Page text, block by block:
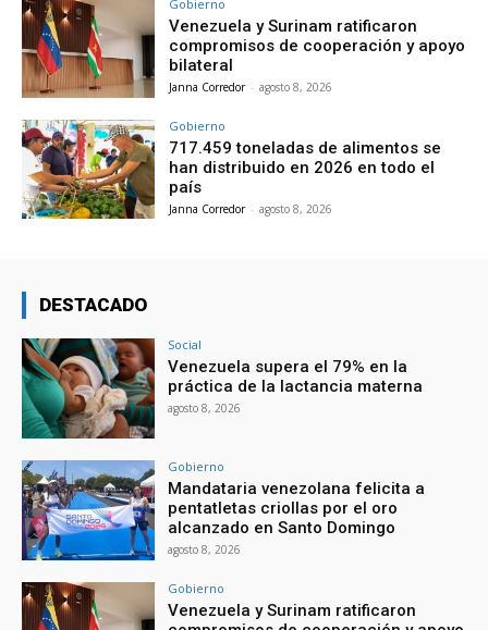
Gobierno
Venezuela y Surinam ratificaron
compromisos de cooperación y apoyo
bilateral
Janna Corredor - agosto 8, 2026
Gobierno
717.459 toneladas de alimentos se
han distribuido en 2026 en todo el
país
Janna Corredor - agosto 8, 2026
DESTACADO
Social
Venezuela supera el 79% en la
práctica de la lactancia materna
agosto 8, 2026
Gobierno
Mandataria venezolana felicita a
pentatletas criollas por el oro
alcanzado en Santo Domingo
agosto 8, 2026
Gobierno
Venezuela y Surinam ratificaron